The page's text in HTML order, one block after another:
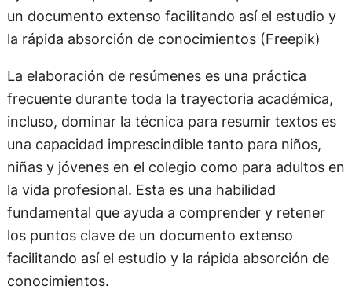
un documento extenso facilitando así el estudio y
la rápida absorción de conocimientos (Freepik)
La elaboración de resúmenes es una práctica
frecuente durante toda la trayectoria académica,
incluso, dominar la técnica para resumir textos es
una capacidad imprescindible tanto para niños,
niñas y jóvenes en el colegio como para adultos en
la vida profesional. Esta es una habilidad
fundamental que ayuda a comprender y retener
los puntos clave de un documento extenso
facilitando así el estudio y la rápida absorción de
conocimientos.